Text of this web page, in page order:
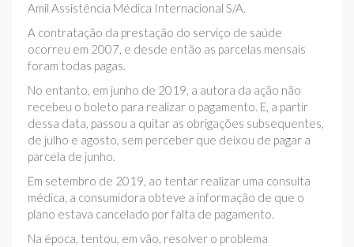
Amil Assistência Médica Internacional S/A.
A contratação da prestação do serviço de saúde
ocorreu em 2007, e desde então as parcelas mensais
foram todas pagas.
No entanto, em junho de 2019, a autora da ação não
recebeu o boleto para realizar o pagamento. E, a partir
dessa data, passou a quitar as obrigações subsequentes,
de julho e agosto, sem perceber que deixou de pagar a
parcela de junho.
Em setembro de 2019, ao tentar realizar uma consulta
médica, a consumidora obteve a informação de que o
plano estava cancelado por falta de pagamento.
Na época, tentou, em vão, resolver o problema